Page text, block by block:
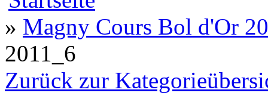
» Magny Cours Bol d'Or
2011_6
Zurück zur